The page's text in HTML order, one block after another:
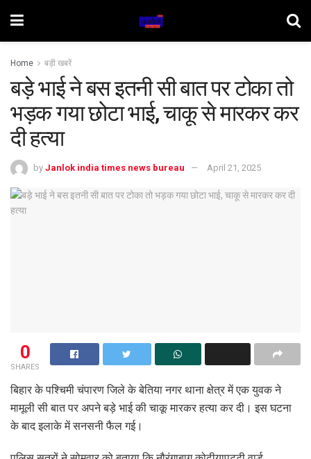
Home बड़ी खबरें
बड़े भाई ने बस इतनी सी बात पर टोका तो
भड़क गया छोटा भाई, चाकू से मारकर कर
दी हत्या
by Janlok india times news bureau April 21, 2025
0
SHARES
बिहार के पश्चिमी चंपारण जिले के बेतिया नगर थाना क्षेत्र में एक युवक ने
मामूली सी बात पर अपने बड़े भाई की चाकू मारकर हत्या कर दी। इस घटना
के बाद इलाके में सनसनी फैल गई।